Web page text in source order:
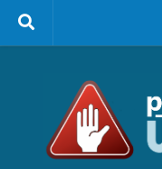
Zum Inhalt springen